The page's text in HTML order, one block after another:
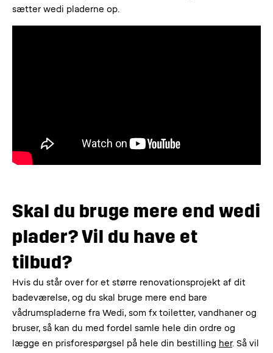
sætter wedi pladerne op.
Skal du bruge mere end wedi
plader? Vil du have et
tilbud?
Hvis du står over for et større renovationsprojekt af dit
badeværelse, og du skal bruge mere end bare
vådrumspladerne fra Wedi, som fx toiletter, vandhaner og
bruser, så kan du med fordel samle hele din ordre og
lægge en prisforespørgsel på hele din bestilling her. Så vil